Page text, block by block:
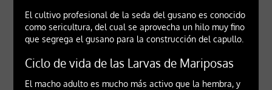
El cultivo profesional de la seda del gusano es conocido
como sericultura, del cual se aprovecha un hilo muy fino
que segrega el gusano para la construcción del capullo.
Ciclo de vida de las Larvas de Mariposas
El macho adulto es mucho más activo que la hembra, y